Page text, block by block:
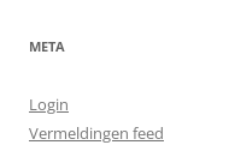
META
Login
Vermeldingen feed